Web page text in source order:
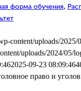
форма обучения,
content/uploads/2025/
uploads/2024/05/
2025-09-23 08:09:46
право и